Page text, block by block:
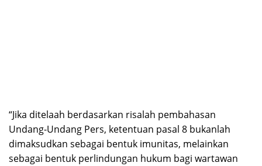
“Jika ditelaah berdasarkan risalah pembahasan
Undang-Undang Pers, ketentuan pasal 8 bukanlah
dimaksudkan sebagai bentuk imunitas, melainkan
sebagai bentuk perlindungan hukum bagi wartawan